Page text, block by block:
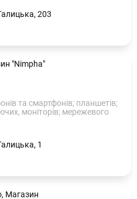
203
та смартфонів; планшетів;
моніторів; мережевого
1